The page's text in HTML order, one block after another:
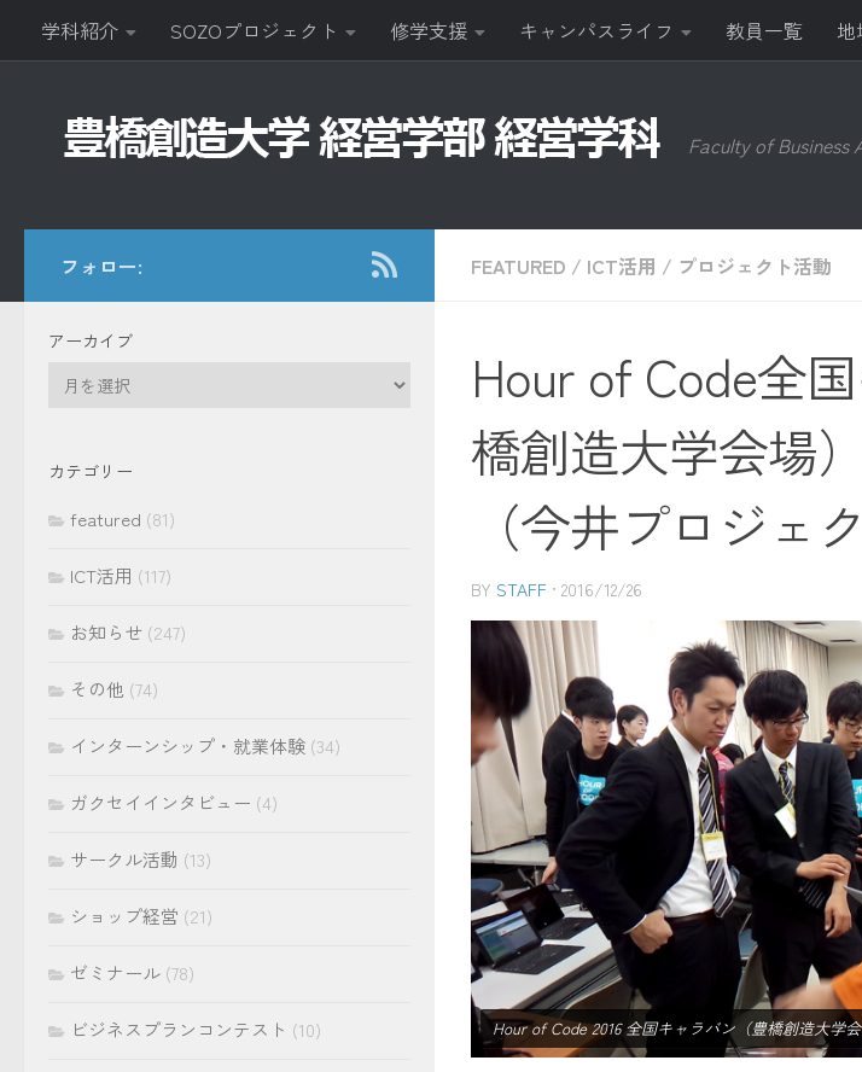
コンテンツへスキップ
学科紹介 SOZOプロジェクト 修学支援 キャンパスライフ 教員一覧 地
Faculty of Business
FEATURED / ICT活用 / プロジェクト活動
Hour of Code全
橋創造大学会場
（今井プロジェ
BY STAFF · 2016/12/26
Hour of Code 2016 全国キャラバン（豊橋創造大学会
フォロー:
アーカイブ
イ
カテゴリー
featured (81)
ICT活用 (117)
お知らせ (247)
その他 (74)
インターンシップ・就業体験 (34)
ガクセイインタビュー (4)
サークル活動 (13)
ショップ経営 (21)
ゼミナール (78)
ビジネスプランコンテスト (10)